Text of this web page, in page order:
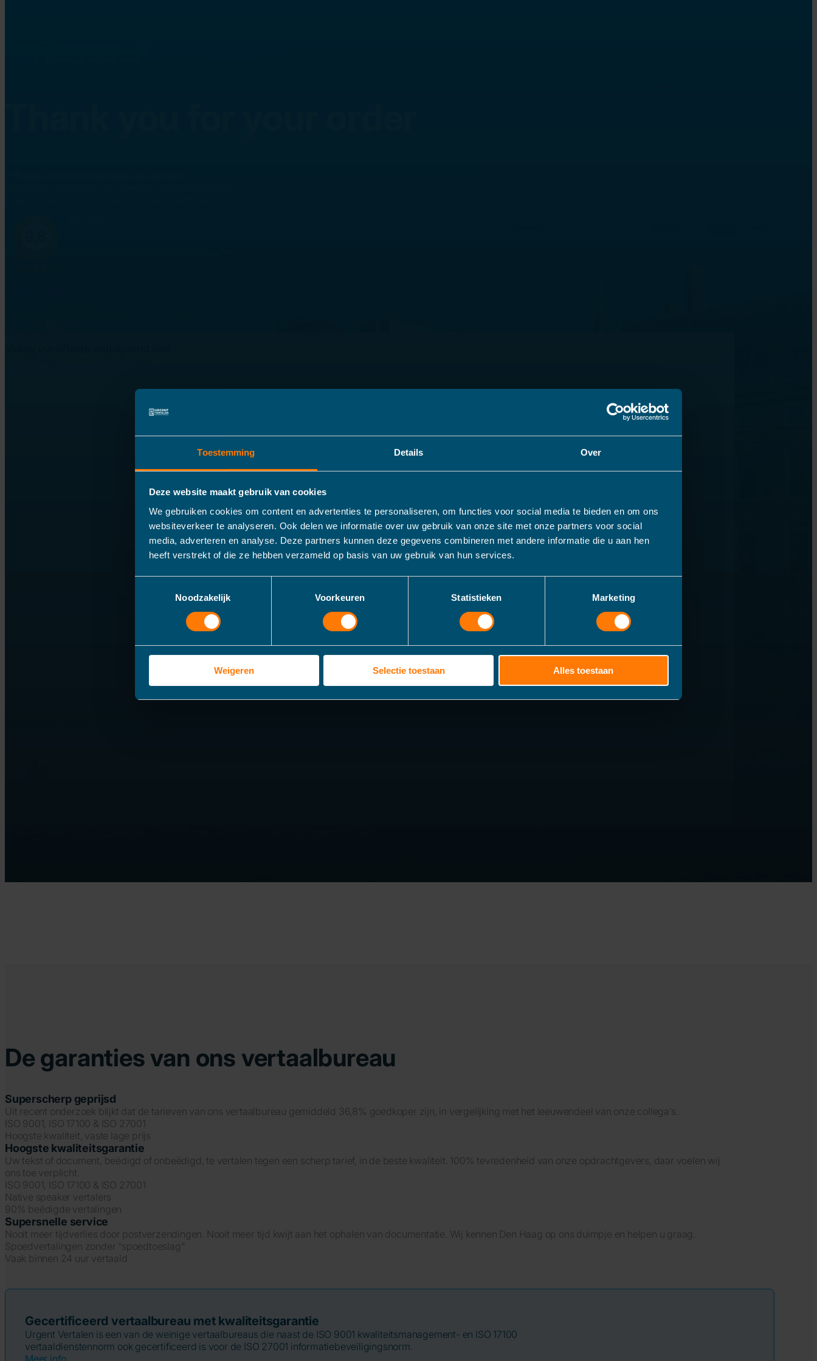
Toestemming Details Over
Deze website maakt gebruik van cookies
We gebruiken cookies om content en advertenties te personaliseren, om functies voor social media te bieden en om ons
websiteverkeer te analyseren. Ook delen we informatie over uw gebruik van onze site met onze partners voor social
media, adverteren en analyse. Deze partners kunnen deze gegevens combineren met andere informatie die u aan hen
heeft verstrekt of die ze hebben verzameld op basis van uw gebruik van hun services.
Noodzakelijk
Voorkeuren Statistieken Marketing
Weigeren Selectie toestaan Alles toestaan
De garanties van ons vertaalbureau
Superscherp geprijsd
Uit recent onderzoek blijkt dat de tarieven van ons vertaalbureau gemiddeld 36,8% goedkoper zijn, in vergelijking met het leeuwendeel van onze collega’s.
ISO 9001, ISO 17100 & ISO 27001
Hoogste kwaliteit, vaste lage prijs
Hoogste kwaliteitsgarantie
Uw tekst of document, beëdigd of onbeëdigd, te vertalen tegen een scherp tarief, in de beste kwaliteit. 100% tevredenheid van onze opdrachtgevers, daar voelen wij
ons toe verplicht.
ISO 9001, ISO 17100 & ISO 27001
Native speaker vertalers
90% beëdigde vertalingen
Supersnelle service
Nooit meer tijdverlies door postverzendingen. Nooit meer tijd kwijt aan het ophalen van documentatie. Wij kennen Den Haag op ons duimpje en helpen u graag.
Spoedvertalingen zonder “spoedtoeslag”
Vaak binnen 24 uur vertaald
Gecertificeerd vertaalbureau met kwaliteitsgarantie
Urgent Vertalen is een van de weinige vertaalbureaus die naast de ISO 9001 kwaliteitsmanagement- en ISO 17100
vertaaldienstennorm ook gecertificeerd is voor de ISO 27001 informatiebeveiligingsnorm.